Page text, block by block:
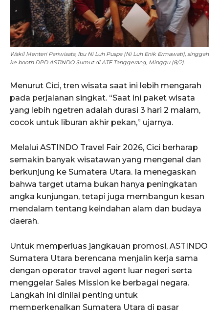
Wakil Menteri Pariwisata, Ibu Ni Luh Puspa (Ni Luh Enik Ermawati), singgah
ke booth DPD ASTINDO Sumut di ATF Tanggerang, Minggu (8/2).
Menurut Cici, tren wisata saat ini lebih mengarah
pada perjalanan singkat. “Saat ini paket wisata
yang lebih ngetren adalah durasi 3 hari 2 malam,
cocok untuk liburan akhir pekan,” ujarnya.
Melalui ASTINDO Travel Fair 2026, Cici berharap
semakin banyak wisatawan yang mengenal dan
berkunjung ke Sumatera Utara. Ia menegaskan
bahwa target utama bukan hanya peningkatan
angka kunjungan, tetapi juga membangun kesan
mendalam tentang keindahan alam dan budaya
daerah.
Untuk memperluas jangkauan promosi, ASTINDO
Sumatera Utara berencana menjalin kerja sama
dengan operator travel agent luar negeri serta
menggelar Sales Mission ke berbagai negara.
Langkah ini dinilai penting untuk
memperkenalkan Sumatera Utara di pasar